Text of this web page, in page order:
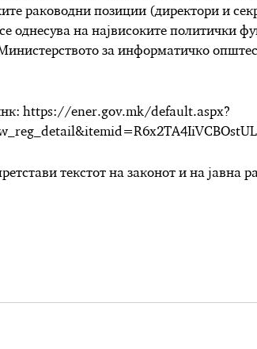
раководни позиции (директори и
однесува на највисоките политички
за информатичко
https://ener.gov.mk/default.aspx?
текстот на законот и на јавна